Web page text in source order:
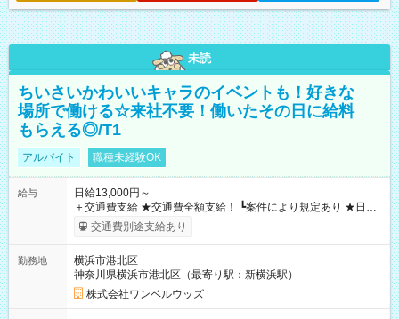
未読
ちいさいかわいいキャラのイベントも！好きな
場所で働ける☆来社不要！働いたその日に給料
もらえる◎/T1
アルバイト 職種未経験OK
給与
日給13,000円～
＋交通費支給 ★交通費全額支給！ ┗案件により規定あり ★日払
いOK！（規定あり） ┗働いたその日に現金GET♪ お仕事後はコ
ンビニATMから 日払い分を引き落とせます！ 【試用期間】試
交通費別途支給あり
勤務地
横浜市港北区
神奈川県横浜市港北区（最寄り駅：新横浜駅）
株式会社ワンベルウッズ